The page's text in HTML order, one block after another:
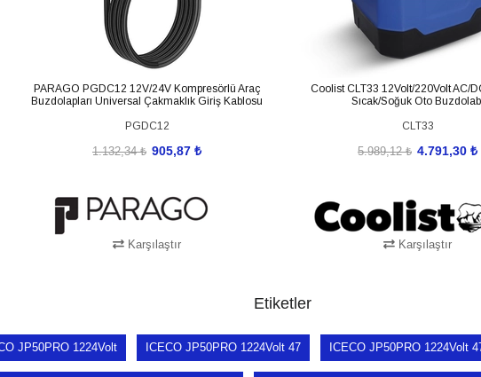
PARAGO PGDC12 12V/24V Kompresörlü Araç
Buzdolapları Universal Çakmaklık Giriş Kablosu
PGDC12
905,87 ₺
1.132,34 ₺
Karşılaştır
Coolist CLT33 12Volt/220Volt AC/
Sıcak/Soğuk Oto
CLT33
4.791,30 ₺
5.989,12 ₺
Karşılaştır
Etiketler
JP50PRO 1224Volt ICECO JP50PRO 1224Volt 47 ICECO JP50PRO 1224Volt